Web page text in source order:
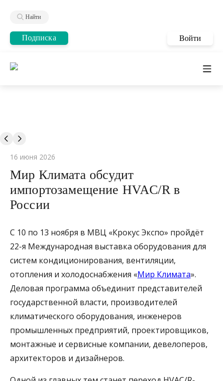
Найти
Подписка Войти
16 июня 2026
Мир Климата обсудит
импортозамещение HVAC/R в
России
С 10 по 13 ноября в МВЦ «Крокус Экспо» пройдёт
22-я Международная выставка оборудования для
систем кондиционирования, вентиляции,
отопления и холодоснабжения «Мир Климата».
Деловая программа объединит представителей
государственной власти, производителей
климатического оборудования, инженеров
промышленных предприятий, проектировщиков,
монтажные и сервисные компании, девелоперов,
архитекторов и дизайнеров.